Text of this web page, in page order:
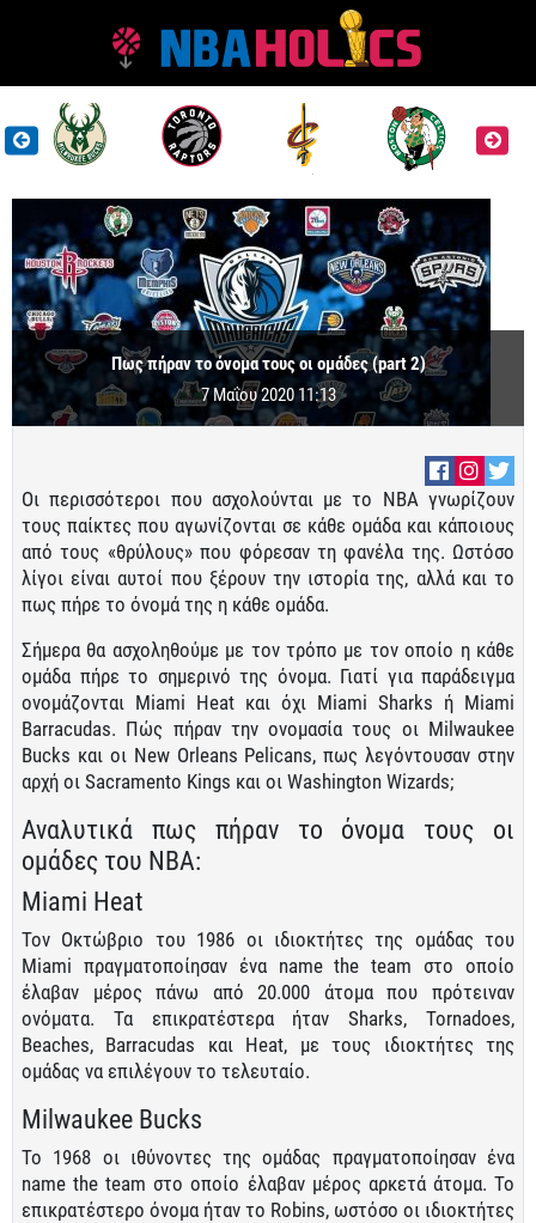
Πως πήραν τo όνομα τους οι ομάδες (part 2)
7 Μαΐου 2020 11:13
Οι περισσότεροι που ασχολούνται με το ΝΒΑ γνωρίζουν
τους παίκτες που αγωνίζονται σε κάθε ομάδα και κάποιους
από τους «θρύλους» που φόρεσαν τη φανέλα της. Ωστόσο
λίγοι είναι αυτοί που ξέρουν την ιστορία της, αλλά και το
πως πήρε το όνομά της η κάθε ομάδα.
Σήμερα θα ασχοληθούμε με τον τρόπο με τον οποίο η κάθε
ομάδα πήρε το σημερινό της όνομα. Γιατί για παράδειγμα
ονομάζονται Miami Heat και όχι Miami Sharks ή Miami
Barracudas. Πώς πήραν την ονομασία τους οι Milwaukee
Bucks και οι New Orleans Pelicans, πως λεγόντουσαν στην
αρχή οι Sacramento Kings και οι Washington Wizards;
Αναλυτικά πως πήραν τo όνομα τους οι
ομάδες του ΝΒΑ:
Miami Heat
Τον Οκτώβριο του 1986 οι ιδιοκτήτες της ομάδας του
Miami πραγματοποίησαν ένα name the team στο οποίο
έλαβαν μέρος πάνω από 20.000 άτομα που πρότειναν
ονόματα. Τα επικρατέστερα ήταν Sharks, Tornadoes,
Beaches, Barracudas και Heat, με τους ιδιοκτήτες της
ομάδας να επιλέγουν το τελευταίο.
Milwaukee Bucks
Το 1968 οι ιθύνοντες της ομάδας πραγματοποίησαν ένα
name the team στο οποίο έλαβαν μέρος αρκετά άτομα. Το
επικρατέστερο όνομα ήταν το Robins, ωστόσο οι ιδιοκτήτες